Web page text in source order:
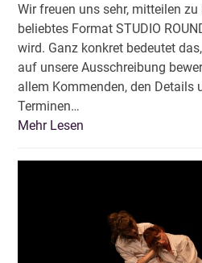
Wir freuen uns sehr, mitteilen
beliebtes Format STUDIO
wird. Ganz konkret bedeutet
auf unsere Ausschreibung
allem Kommenden, den Details
Terminen…
Mehr Lesen